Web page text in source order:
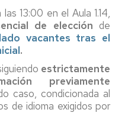
13:00 en el Aula 1.14,
de elecciónde
vacantes tras el
.
estrictamente
previamente
caso, condicionada al
de idioma exigidos por